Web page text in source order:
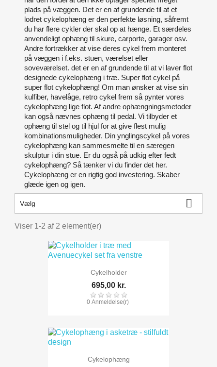
plads på væggen. Det er en af grundende til at et
lodret cykelophæng er den perfekte løsning, såfremt
du har flere cykler der skal op at hænge. Et særdeles
anvendeligt ophæng til skure, carporte, garager osv.
Andre fortrækker at vise deres cykel frem monteret
på væggen i f.eks. stuen, værelset eller
soveværelset. det er en af grundende til at vi laver flot
designede cykelophæng i træ. Super flot cykel på
super flot cykelophæng! Om man ønsker at vise sin
kulfiber, havelåge, retro cykel frem så pynter vores
cykelophæng lige flot. Af andre ophængningsmetoder
kan også nævnes ophæng til pedal. Vi tilbyder et
ophæng til stel og til hjul for at give flest mulig
kombinationsmuligheder. Din ynglingscykel på vores
cykelophæng kan sammesmelte til en særegen
skulptur i din stue. Er du også på udkig efter fedt
cykelophæng? Så tænker vi du finder det her.
Cykelophæng er en rigtig god investering. Skaber
glæde igen og igen.
Vælg 
Viser 1-2 af 2 element(er)
Cykelholder
695,00 kr.
0 Anmeldelse(r)
Cykelophæng